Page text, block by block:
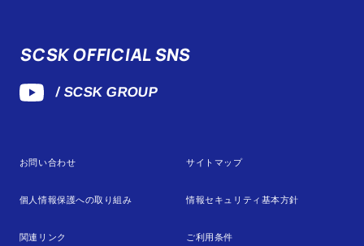
SCSK OFFICIAL SNS
/ SCSK GROUP
お問い合わせ サイトマップ
個人情報保護への取り組み 情報セキュリティ基本方針
関連リンク ご利用条件